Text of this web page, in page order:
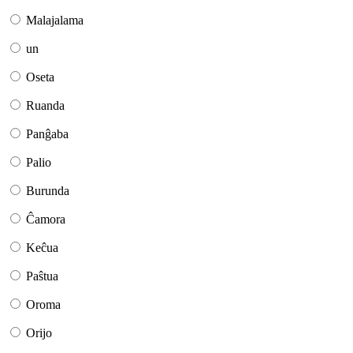
Malajalama
un
Oseta
Ruanda
Panĝaba
Palio
Burunda
Ĉamora
Keĉua
Paŝtua
Oroma
Orijo